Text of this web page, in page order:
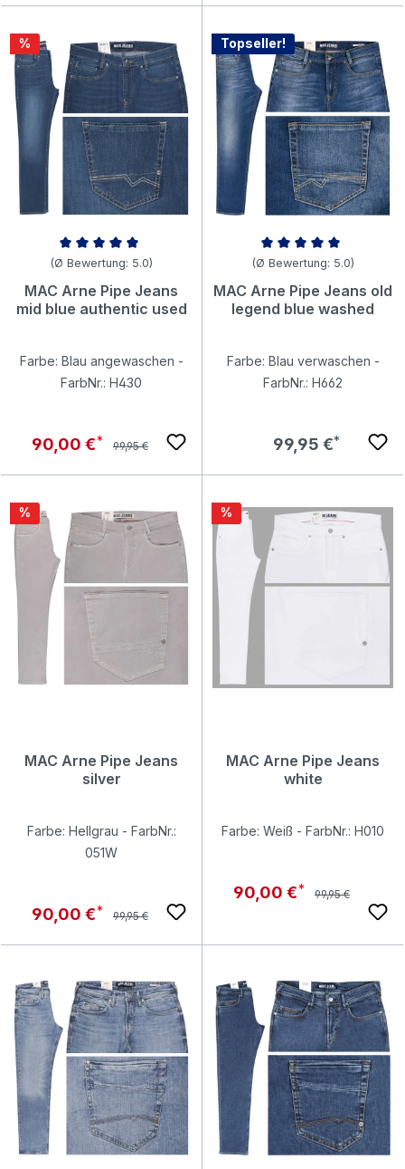
Rabatt
%
Durchschnittliche Bewertung von 5 von 5 Sternen
(Ø Bewertung: 5.0)
MAC Arne Pipe Jeans
mid blue authentic used
Farbe: Blau angewaschen -
FarbNr.: H430
Verkaufspreis:
90,00 € Regulärer Preis:
99,95 €
Topseller!
Durchschnittliche Bewertung
(Ø Bewertung: 5.0)
MAC Arne Pipe Jeans old
legend blue washed
Farbe: Blau verwaschen -
FarbNr.: H662
Regulärer Preis:
99,95 €
Rabatt
%
MAC Arne Pipe Jeans
silver
Farbe: Hellgrau - FarbNr.:
051W
Verkaufspreis:
90,00 € Regulärer Preis:
99,95 €
Rabatt
%
MAC Arne Pipe Jeans
white
Farbe: Weiß - FarbNr.: H010
Verkaufspreis:
90,00 € Regulärer Preis:
99,95 €